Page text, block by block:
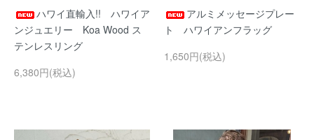
ハワイ直輸入!! ハワイア
ンジュエリー Koa Wood ス
テンレスリング
6,380円(税込)
アルミメッセージプレー
ト ハワイアンフラッグ
1,650円(税込)